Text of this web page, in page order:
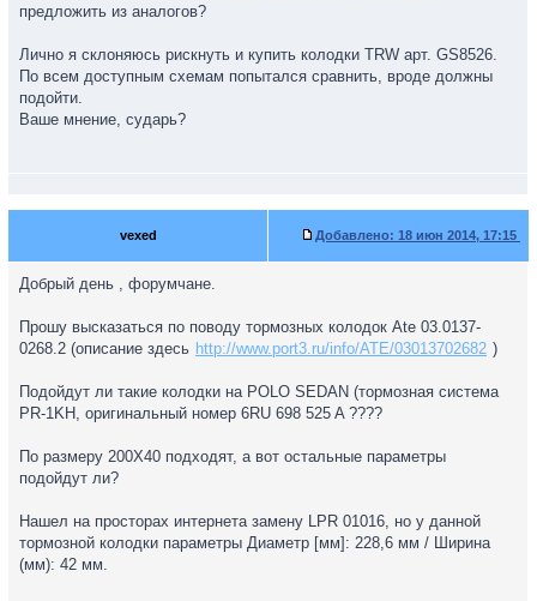
предложить из аналогов?
Лично я склоняюсь рискнуть и купить колодки TRW арт. GS8526.
По всем доступным схемам попытался сравнить, вроде должны
подойти.
Ваше мнение, сударь?
vexed Добавлено: 18 июн 2014, 17:15
Добрый день , форумчане.
Прошу высказаться по поводу тормозных колодок Ate 03.0137-
0268.2 (описание здесь http://www.port3.ru/info/ATE/03013702682 )
Подойдут ли такие колодки на POLO SEDAN (тормозная система
PR-1KH, оригинальный номер 6RU 698 525 A ????
По размеру 200X40 подходят, а вот остальные параметры
подойдут ли?
Нашел на просторах интернета замену LPR 01016, но у данной
тормозной колодки параметры Диаметр [мм]: 228,6 мм / Ширина
(мм): 42 мм.